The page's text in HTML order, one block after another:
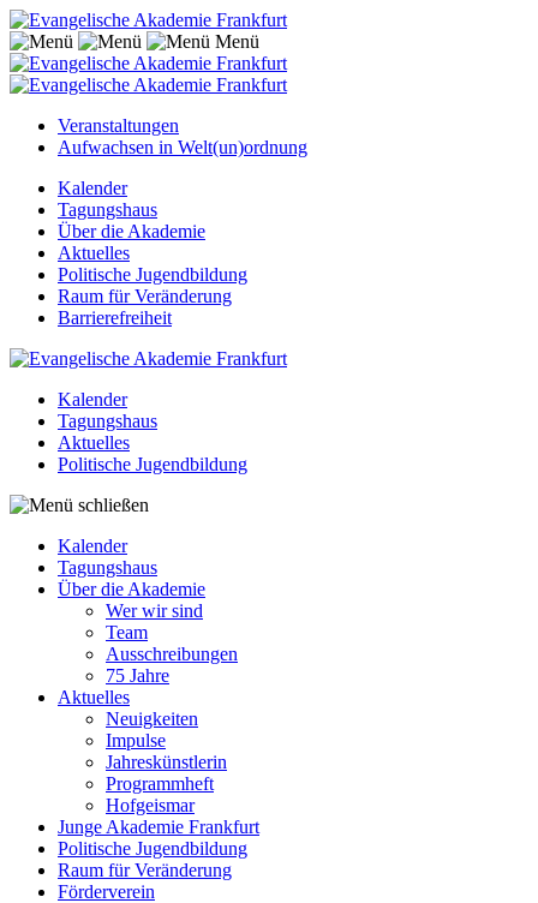
Menü
Veranstaltungen
Aufwachsen in Welt(un)ordnung
Kalender
Tagungshaus
Über die Akademie
Aktuelles
Politische Jugendbildung
Raum für Veränderung
Barrierefreiheit
Kalender
Tagungshaus
Aktuelles
Politische Jugendbildung
Kalender
Tagungshaus
Über die Akademie
Wer wir sind
Team
Ausschreibungen
75 Jahre
Aktuelles
Neuigkeiten
Impulse
Jahreskünstlerin
Programmheft
Hofgeismar
Junge Akademie Frankfurt
Politische Jugendbildung
Raum für Veränderung
Förderverein